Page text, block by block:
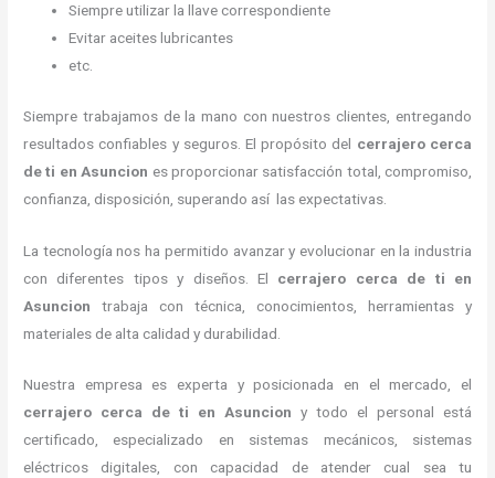
Siempre utilizar la llave correspondiente
Evitar aceites lubricantes
etc.
Siempre trabajamos de la mano con nuestros clientes, entregando
resultados confiables y seguros. El propósito del cerrajero cerca
de ti en Asuncion es proporcionar satisfacción total, compromiso,
confianza, disposición, superando así las expectativas.
La tecnología nos ha permitido avanzar y evolucionar en la industria
con diferentes tipos y diseños. El cerrajero cerca de ti en
Asuncion trabaja con técnica, conocimientos, herramientas y
materiales de alta calidad y durabilidad.
Nuestra empresa es experta y posicionada en el mercado, el
cerrajero cerca de ti en Asuncion y todo el personal está
certificado, especializado en sistemas mecánicos, sistemas
eléctricos digitales, con capacidad de atender cual sea tu